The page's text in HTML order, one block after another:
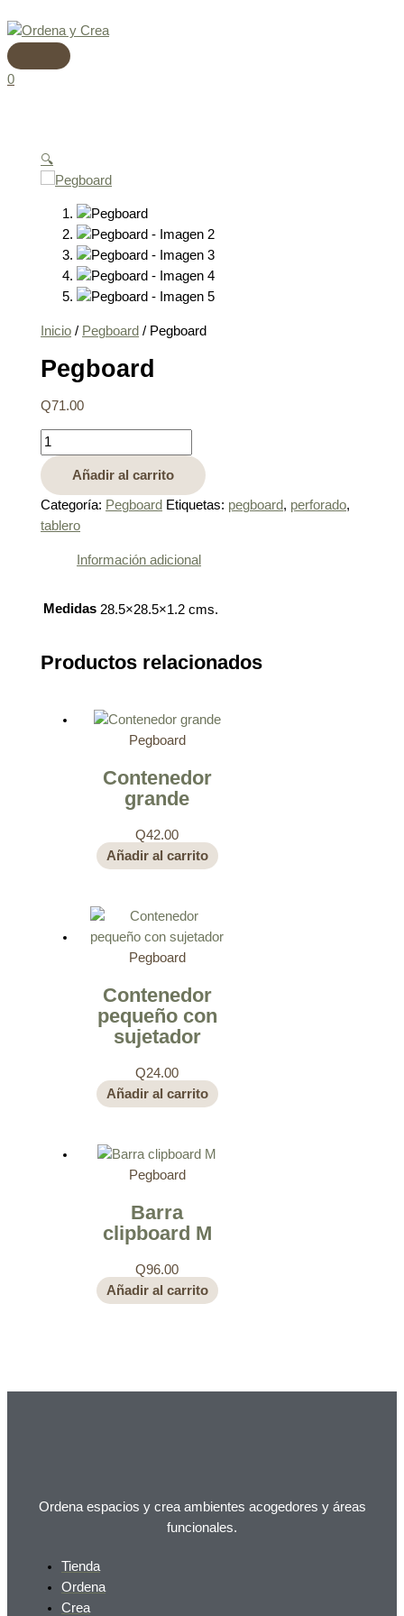
al
contenido
0
🔍
Inicio / Pegboard / Pegboard
Pegboard
Q71.00
cantidad
Añadir al carrito
Categoría: Pegboard Etiquetas: pegboard, perforado,
tablero
Información adicional
Medidas 28.5×28.5×1.2 cms.
Productos relacionados
Pegboard
Contenedor
grande
Q42.00
Añadir al carrito
Pegboard
Contenedor
pequeño con
sujetador
Q24.00
Añadir al carrito
Pegboard
Barra
clipboard M
Q96.00
Añadir al carrito
Ordena espacios y crea ambientes acogedores y áreas
funcionales.
Tienda
Ordena
Crea